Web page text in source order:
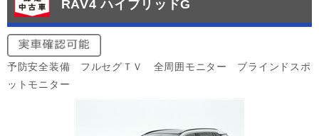
RAV4 ハイブリッドG
予防安全装備 フルセグＴＶ 全周囲モニター ブラインドスポ
ットモニター